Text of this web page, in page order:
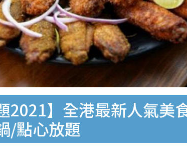
2021】全港最新人氣
/點心放題